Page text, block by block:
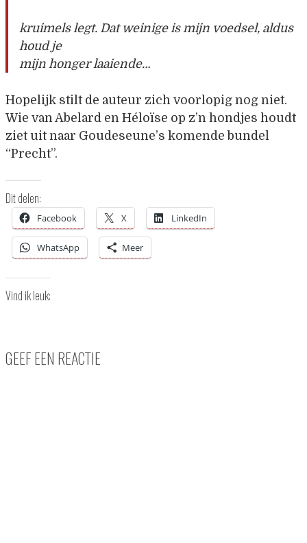
kruimels legt. Dat weinige is mijn voedsel, aldus
houd je
mijn honger laaiende…
Hopelijk stilt de auteur zich voorlopig nog niet.
Wie van Abelard en Héloïse op z’n hondjes houdt
ziet uit naar Goudeseune’s komende bundel
“Precht”.
Dit delen:
Facebook X LinkedIn
WhatsApp Meer
Vind ik leuk:
GEEF EEN REACTIE